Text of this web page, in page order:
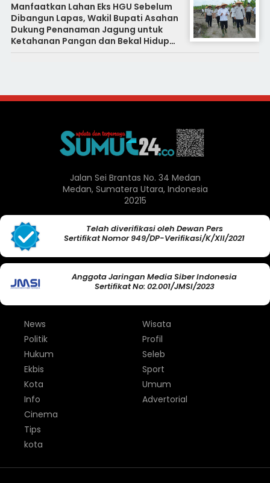
Manfaatkan Lahan Eks HGU Sebelum
Dibangun Lapas, Wakil Bupati Asahan
Dukung Penanaman Jagung untuk
Ketahanan Pangan dan Bekal Hidup
Warga Binaan
Jalan Sei Brantas No. 34 Medan
Medan, Sumatera Utara, Indonesia
20215
Telah diverifikasi oleh Dewan Pers
Sertifikat Nomor 949/DP-Verifikasi/K/XII/2021
Anggota Jaringan Media Siber Indonesia
Sertifikat No: 02.001/JMSI/2023
News
Politik
Hukum
Ekbis
Kota
Info
Wisata
Profil
Seleb
Sport
Umum
Advertorial
Cinema
Tips
kota